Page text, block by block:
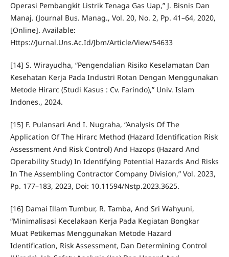
Operasi Pembangkit Listrik Tenaga Gas Uap,” J. Bisnis Dan
Manaj. (Journal Bus. Manag., Vol. 20, No. 2, Pp. 41–64, 2020,
[Online]. Available:
Https://Jurnal.Uns.Ac.Id/Jbm/Article/View/54633
[14] S. Wirayudha, “Pengendalian Risiko Keselamatan Dan
Kesehatan Kerja Pada Industri Rotan Dengan Menggunakan
Metode Hirarc (Studi Kasus : Cv. Farindo),” Univ. Islam
Indones., 2024.
[15] F. Pulansari And I. Nugraha, “Analysis Of The
Application Of The Hirarc Method (Hazard Identification Risk
Assessment And Risk Control) And Hazops (Hazard And
Operability Study) In Identifying Potential Hazards And Risks
In The Assembling Contractor Company Division,” Vol. 2023,
Pp. 177–183, 2023, Doi: 10.11594/Nstp.2023.3625.
[16] Damai Illam Tumbur, R. Tamba, And Sri Wahyuni,
“Minimalisasi Kecelakaan Kerja Pada Kegiatan Bongkar
Muat Petikemas Menggunakan Metode Hazard
Identification, Risk Assessment, Dan Determining Control